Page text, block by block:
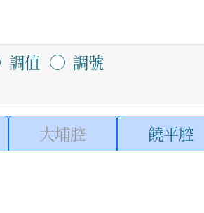
調值 調號
大埔腔 饒平腔